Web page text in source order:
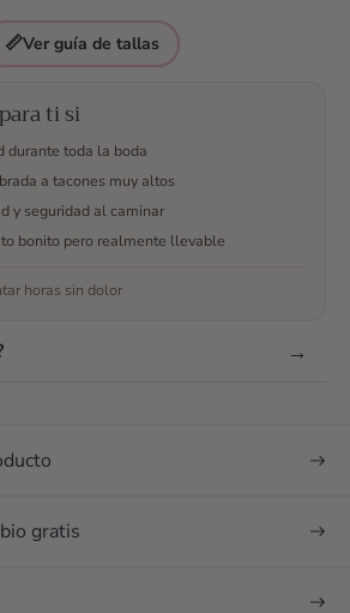
estuve hablando con
ellos por whatsap,
dudas, me ayudaron
escojer y finalmente
me decidí. No me
arrepiento y son los
mejores zapatos que
boda 🥰 maravillosos
📏Ver guía de tallas
ti si
durante toda la boda
a tacones muy altos
y seguridad al caminar
bonito pero realmente llevable
horas sin dolor
→
gratis